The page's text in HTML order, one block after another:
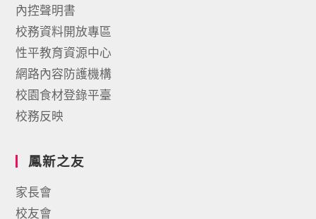
內控聲明書
校務資料開放專區
性平教育資源中心
網路內容防護機構
校園食材登錄平臺
校務反映
鳳新之友
家長會
校友會